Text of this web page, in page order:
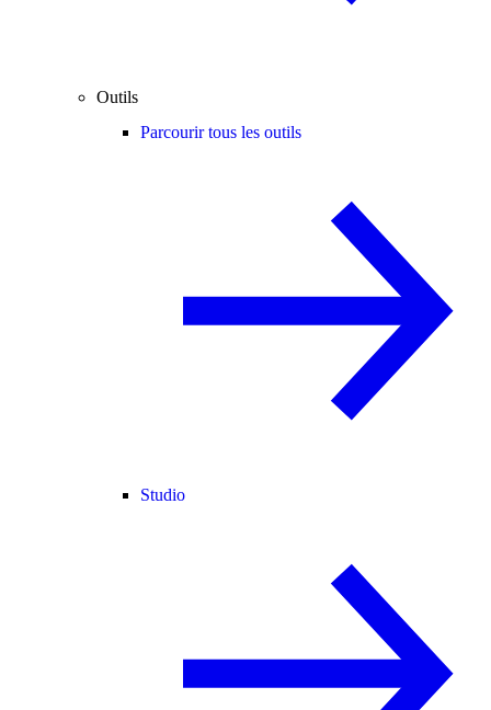
Outils
Parcourir tous les outils
Studio